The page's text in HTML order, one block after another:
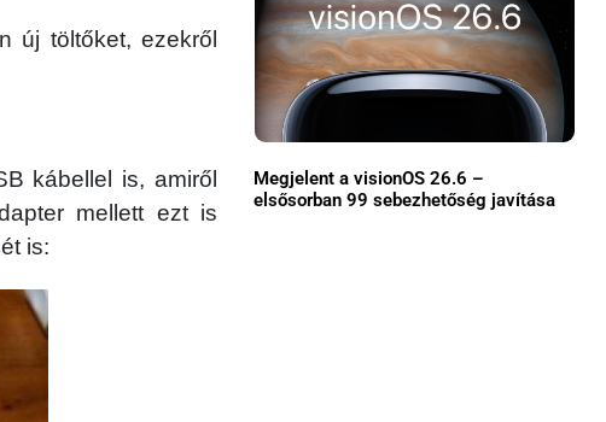
új töltőket, ezekről
kábellel is, amiről
mellett ezt is
is:
Megjelent a visionOS 26.6 –
elsősorban 99 sebezhetőség javítása
GYIK
Használt Apple
Apple szerviz